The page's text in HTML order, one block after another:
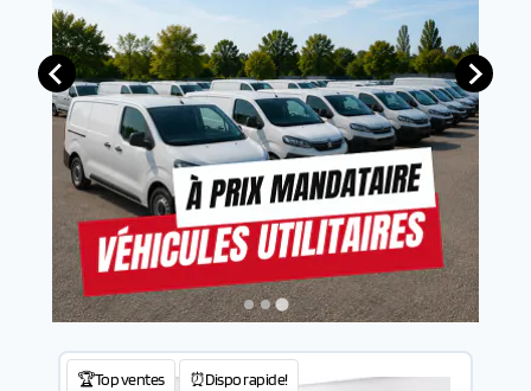
🏆Top ventes ⏰Dispo rapide!